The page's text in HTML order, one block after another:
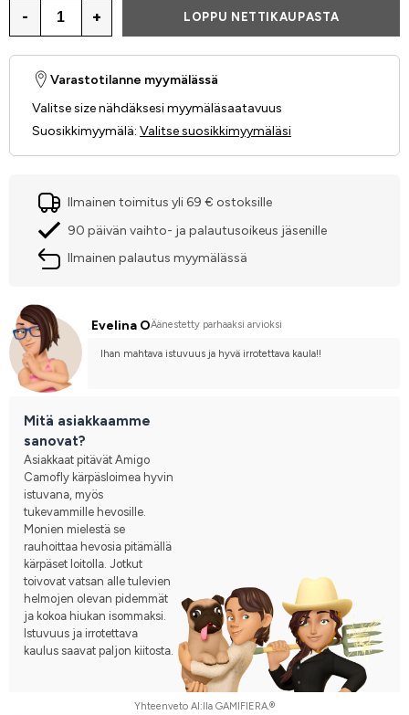
- + LOPPU NETTIKAUPASTA
Varastotilanne myymälässä
Valitse size nähdäksesi myymäläsaatavuus
Suosikkimyymälä: Valitse suosikkimyymäläsi
Ilmainen toimitus yli 69 € ostoksille
90 päivän vaihto- ja palautusoikeus jäsenille
Ilmainen palautus myymälässä
Evelina OÄänestetty parhaaksi arvioksi
Ihan mahtava istuvuus ja hyvä irrotettava kaula!!
Mitä asiakkaamme
sanovat?
Asiakkaat pitävät Amigo
Camofly kärpäsloimea hyvin
istuvana, myös
tukevammille hevosille.
Monien mielestä se
rauhoittaa hevosia pitämällä
kärpäset loitolla. Jotkut
toivovat vatsan alle tulevien
helmojen olevan pidemmät
ja kokoa hiukan isommaksi.
Istuvuus ja irrotettava
kaulus saavat paljon kiitosta.
Yhteenveto AI:lla GAMIFIERA.®